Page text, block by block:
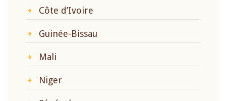
Côte d’Ivoire
Guinée-Bissau
Mali
Niger